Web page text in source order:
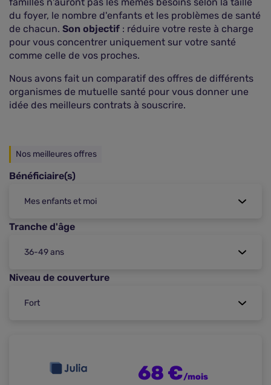
du foyer, le nombre d'enfants et les problèmes de santé
de chacun. Son objectif : réduire votre reste à charge
pour vous concentrer uniquement sur votre santé
comme celle de vos proches.
Nous avons fait un comparatif des offres de différents
organismes de mutuelle santé pour vous donner une
idée des meilleurs contrats à souscrire.
Nos meilleures offres
Bénéficiaire(s)
Tranche d'âge
Niveau de couverture
68 €/mois